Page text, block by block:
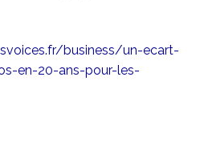
business/un-ecart-
en-20-ans-pour-les-